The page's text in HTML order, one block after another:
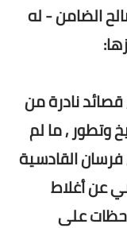
الضامن - له
نادرة من
وتطور , ما لم
القادسية
عن أغلاط
على